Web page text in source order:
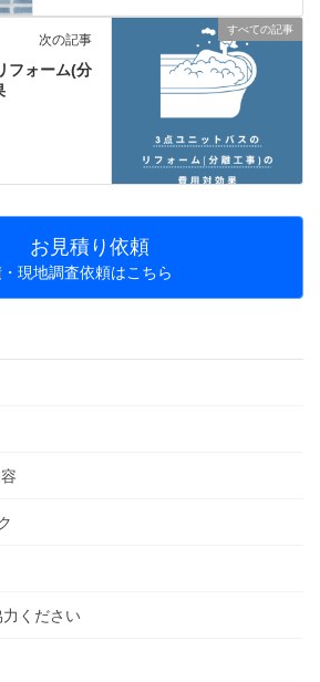
すべての記事
次の記事
フォーム(分
お見積り依頼
・現地調査依頼はこちら
ください